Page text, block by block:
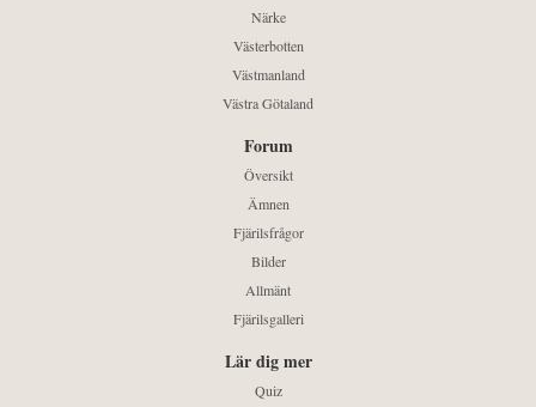
Närke
Västerbotten
Västmanland
Västra Götaland
Forum
Översikt
Ämnen
Fjärilsfrågor
Bilder
Allmänt
Fjärilsgalleri
Lär dig mer
Quiz